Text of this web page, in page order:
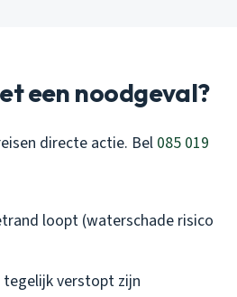
een noodgeval?
directe actie. Bel 085 019
loopt (waterschade risico
tegelijk verstopt zijn